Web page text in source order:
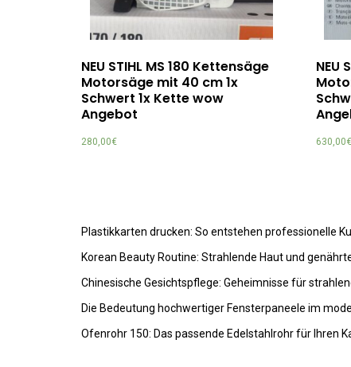
NEU STIHL MS 180 Kettensäge
Motorsäge mit 40 cm 1x
Schwert 1x Kette wow
Angebot
280,00€
NEU
630,00€
Plastikkarten drucken: So entstehen professionelle
Korean Beauty Routine: Strahlende Haut und
Chinesische Gesichtspflege: Geheimnisse für
Die Bedeutung hochwertiger Fensterpaneele im
Ofenrohr 150: Das passende Edelstahlrohr für Ihren